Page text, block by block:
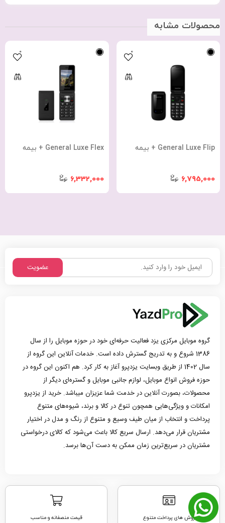
محصولات مشابه
General Luxe Flip + بیمه
6,795,000
0
General Luxe Flex + بیمه
6,332,000
0
عضویت
گروه موبایل مرکزی یزد فعالیت حرفه‌ای خود در حوزه موبایل را از سال
1386 شروع و به تدریج گسترش داده است. خدمات آنلاین این گروه از
سال 1402 از طریق وبسایت یزدپرو آغاز به کار کرد. هم اکنون این گروه در
حوزه فروش انواع موبایل، لوازم جانبی موبایل و گستره‌ای دیگر از
محصولات، بصورت آنلاین در خدمت شما عزیزان میباشد. خرید از یزدپرو
امکانات و ویژگی‌هایی همچون تنوع در کالا و برند، شیوه‌های متنوع
پرداخت و انتخاب از میان طیف وسیع و متنوع از رنگ و مدل در اختیار
مشتریان قرار می‌دهد. ارسال سریع کالا باعث می‌شود که کالای درخواستی
مشتریان در سریع‌ترین زمان ممکن به دست آن‌ها برسد.
روش های پرداخت متنوع قیمت منصفانه و مناسب